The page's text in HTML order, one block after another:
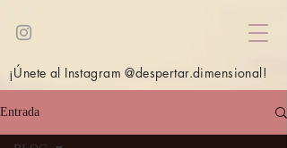
¡Únete al Instagram @despertar.dimensional!
Entrada